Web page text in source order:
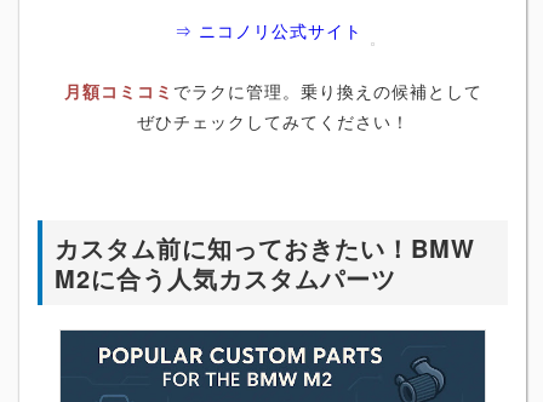
⇒ ニコノリ公式サイト
月額コミコミ でラクに管理。乗り換えの候補として
ぜひチェックしてみてください！
カスタム前に知っておきたい！BMW
M2に合う人気カスタムパーツ